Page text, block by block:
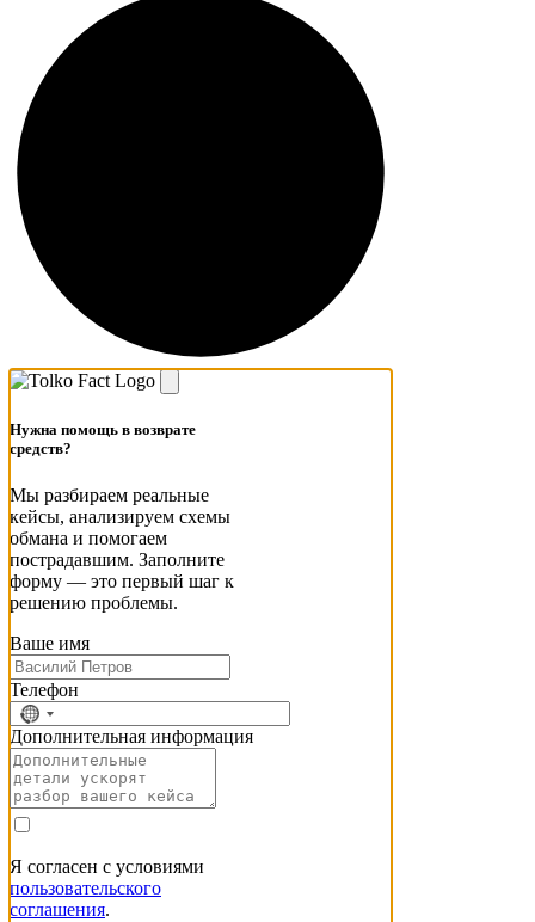
Нужна помощь в возврате
средств?
Мы разбираем реальные
кейсы, анализируем схемы
обмана и помогаем
пострадавшим. Заполните
форму — это первый шаг к
решению проблемы.
Ваше имя
Телефон
No
country
selected
Дополнительная информация
Я согласен с условиями
пользовательского
соглашения.